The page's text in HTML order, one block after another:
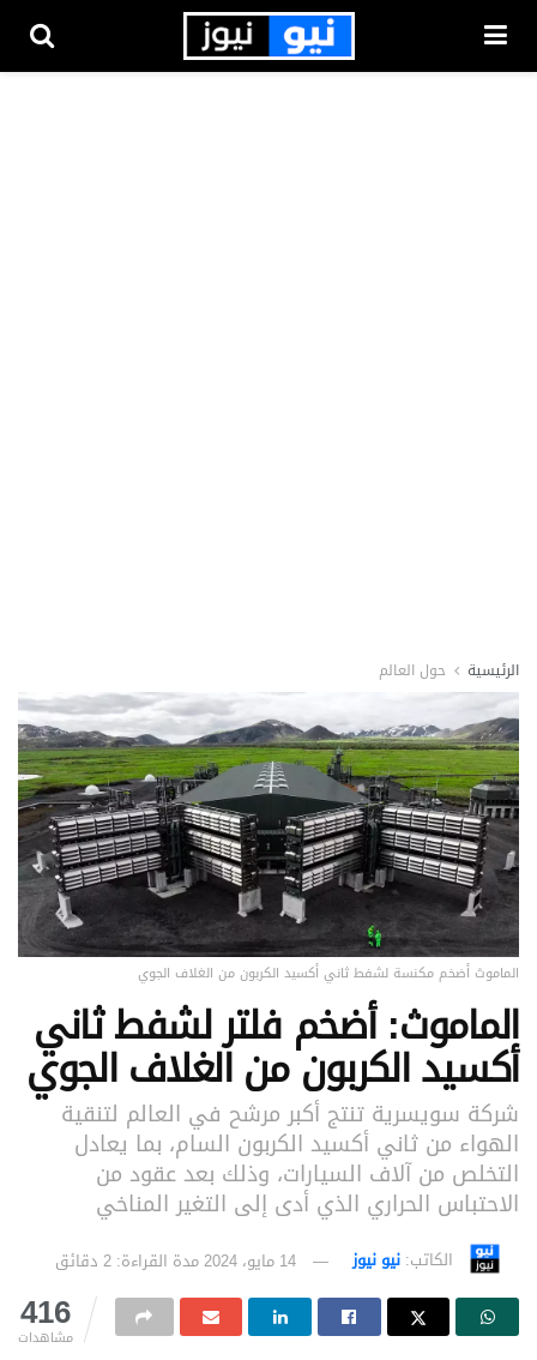
الرئيسية حول العالم
الماموث أضخم مكنسة لشفط ثاني أكسيد الكربون من الغلاف الجوي
الماموث: أضخم فلتر لشفط ثاني
أكسيد الكربون من الغلاف الجوي
شركة سويسرية تنتج أكبر مرشح في العالم لتنقية
الهواء من ثاني أكسيد الكربون السام، بما يعادل
التخلص من آلاف السيارات، وذلك بعد عقود من
الاحتباس الحراري الذي أدى إلى التغير المناخي
الكاتب: نيو نيوز 14 مايو، 2024 مدة القراءة: 2 دقائق
416
مشاهدات